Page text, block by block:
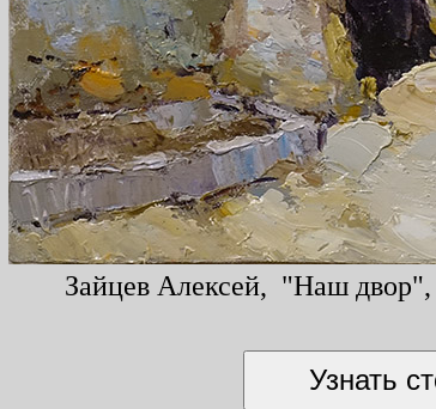
Зайцев Алексей, "Наш двор",